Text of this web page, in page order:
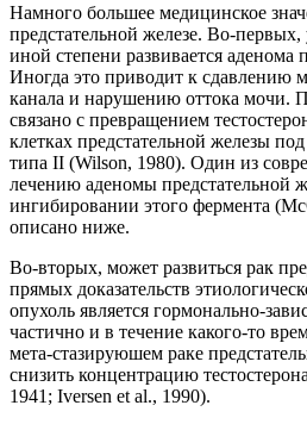
Намного большее медицинское
предстательной железе. Во-
иной степени развивается аденома
Иногда это приводит к сдавлению
канала и нарушению оттока мочи.
связано с превращением
клетках предстательной железы
типа II (Wilson, 1980). Один из
лечению аденомы предстательной
ингибировании этого фермента
описано ниже.
Во-вторых, может развиться рак
прямых доказательств
опухоль является гормонально-
частично и в течение какого-то
мета-стазируюшем раке
снизить концентрацию
1941; Iversen et al., 1990).